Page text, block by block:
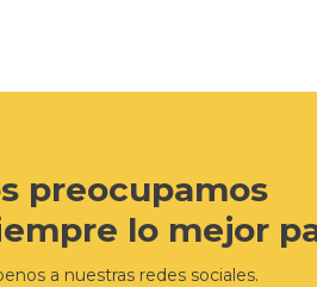
preocupamos
lo mejor
a nuestras redes sociales.